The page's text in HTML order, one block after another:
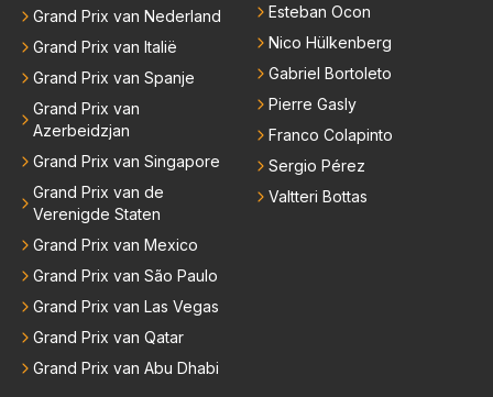
Grand Prix van Nederland
Grand Prix van Italië
Grand Prix van Spanje
Grand Prix van
Azerbeidzjan
Grand Prix van Singapore
Grand Prix van de
Verenigde Staten
Grand Prix van Mexico
Grand Prix van São Paulo
Grand Prix van Las Vegas
Grand Prix van Qatar
Grand Prix van Abu Dhabi
Esteban Ocon
Nico Hülkenberg
Gabriel Bortoleto
Pierre Gasly
Franco Colapinto
Sergio Pérez
Valtteri Bottas